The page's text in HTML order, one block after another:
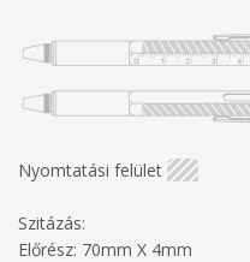
Nyomtatási felület
Szitázás:
Előrész: 70mm X 4mm